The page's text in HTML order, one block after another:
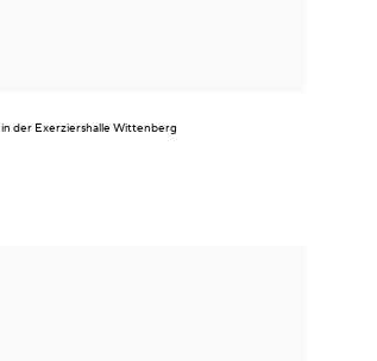
in der Exerziershalle Wittenberg